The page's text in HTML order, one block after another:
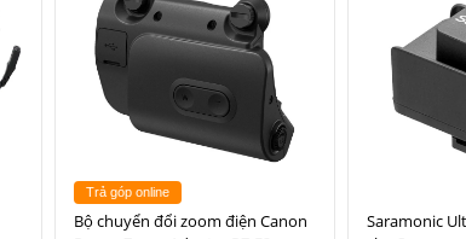
Trả góp online
Bộ chuyển đổi zoom điện Canon
Saramonic